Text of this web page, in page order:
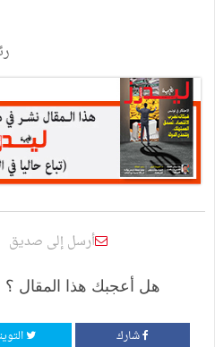
أرسل إلى صديق
هل أعجبك هذا المقال
شارك